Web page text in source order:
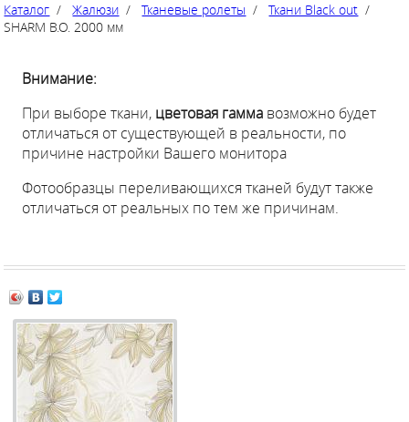
Каталог /Жалюзи /Тканевые ролеты /Ткани Black out /
SHARM B.O. 2000 мм
Внимание:
При выборе ткани, цветовая гамма возможно будет
отличаться от существующей в реальности, по
причине настройки Вашего монитора
Фотообразцы переливающихся тканей будут также
отличаться от реальных по тем же причинам.